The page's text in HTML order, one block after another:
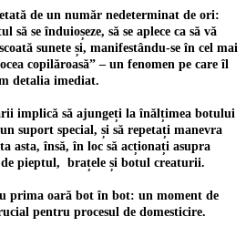
de un număr nedeterminat de ori:
să se înduioșeze, să se aplece ca să vă
sunete și, manifestându-se în cel mai
copilăroasă” – un fenomen pe care îl
detalia imediat.
implică să ajungeți la înălțimea botului
suport special, și să repetați manevra
asta, însă, în loc să acționați asupra
pieptul, brațele și botul creaturii.
prima oară bot în bot: un moment de
pentru procesul de domesticire.